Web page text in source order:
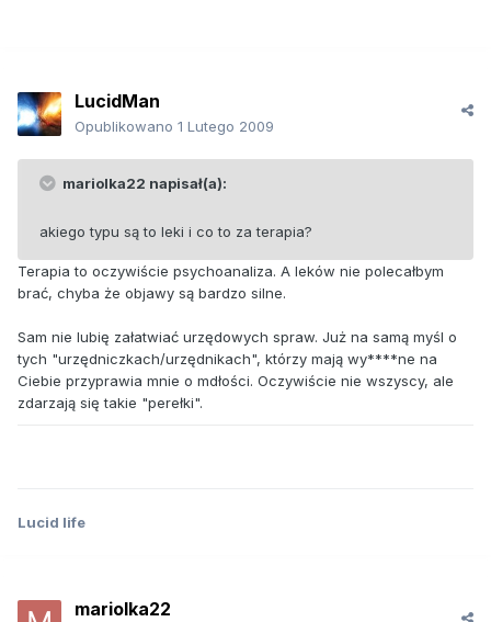
LucidMan
Opublikowano 1 Lutego 2009
mariolka22 napisał(a):
akiego typu są to leki i co to za terapia?
Terapia to oczywiście psychoanaliza. A leków nie polecałbym
brać, chyba że objawy są bardzo silne.
Sam nie lubię załatwiać urzędowych spraw. Już na samą myśl o
tych "urzędniczkach/urzędnikach", którzy mają wy****ne na
Ciebie przyprawia mnie o mdłości. Oczywiście nie wszyscy, ale
zdarzają się takie "perełki".
Lucid life
mariolka22